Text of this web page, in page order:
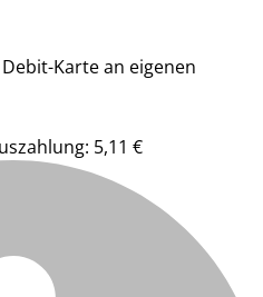
Karte an eigenen
5,11 €